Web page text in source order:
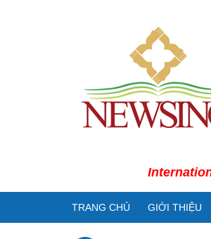
International
TRANG CHỦ GIỚI THIỆU